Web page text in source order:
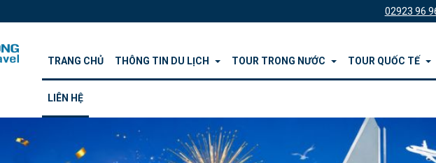
02923 96
TRANG CHỦ THÔNG TIN DU LỊCH TOUR TRONG NƯỚC TOUR QUỐC TẾ
LIÊN HỆ